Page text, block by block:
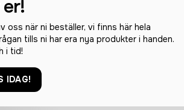
oss när ni beställer, vi finns här hela
tills ni har era nya produkter i handen.
i tid!
IDAG!